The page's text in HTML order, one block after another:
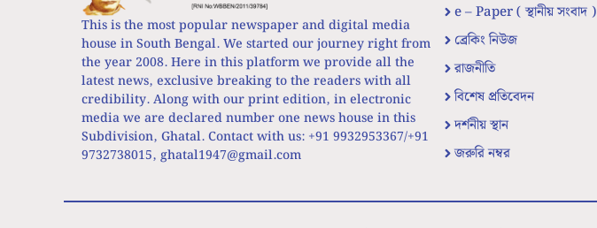
This is the most popular newspaper and digital media
house in South Bengal. We started our journey right from
the year 2008. Here in this platform we provide all the
latest news, exclusive breaking to the readers with all
credibility. Along with our print edition, in electronic
media we are declared number one news house in this
Subdivision, Ghatal. Contact with us: +91 9932953367/+91
9732738015, ghatal1947@gmail.com
e – Paper ( স্থানীয় সংবাদ )
ব্রেকিং নিউজ
রাজনীতি
বিশেষ প্রতিবেদন
দর্শনীয় স্থান
জরুরি নম্বর